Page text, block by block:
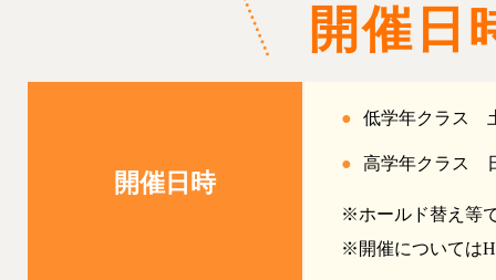
開催日
開催日時
● 低学年クラス
● 高学年クラス
※ホールド替え等
※開催については